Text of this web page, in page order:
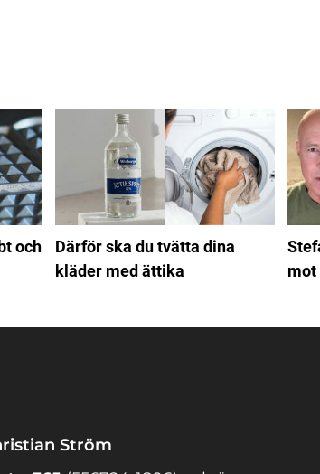
och
Därför ska du tvätta dina
kläder med ättika
Ström